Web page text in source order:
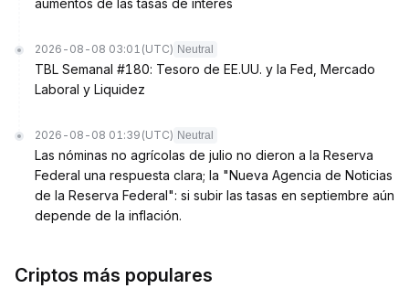
aumentos de las tasas de interés
2026-08-08 03:01 (UTC) Neutral
TBL Semanal #180: Tesoro de EE.UU. y la Fed, Mercado
Laboral y Liquidez
2026-08-08 01:39 (UTC) Neutral
Las nóminas no agrícolas de julio no dieron a la Reserva
Federal una respuesta clara; la "Nueva Agencia de Noticias
de la Reserva Federal": si subir las tasas en septiembre aún
depende de la inflación.
Criptos más populares